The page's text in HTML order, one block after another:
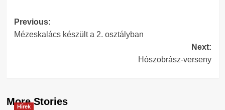
Post
navigation
Previous:
Mézeskalács készült a 2. osztályban
Next:
Hószobrász-verseny
More Stories
Hírek